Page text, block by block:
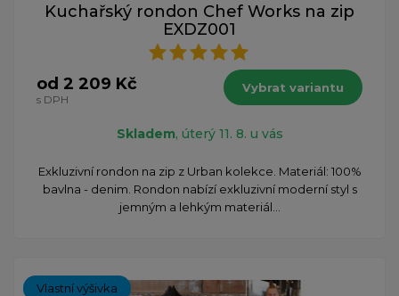
Kuchařský rondon Chef Works na zip
EXDZ001
od 2 209 Kč
s DPH
Vybrat variantu
Skladem, úterý 11. 8. u vás
Exkluzivní rondon na zip z Urban kolekce. Materiál: 100%
bavlna - denim. Rondon nabízí exkluzivní moderní styl s
jemným a lehkým materiál...
Vlastní výšivka